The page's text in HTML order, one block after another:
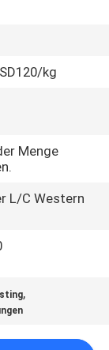
kg
Menge
L/C Western
,